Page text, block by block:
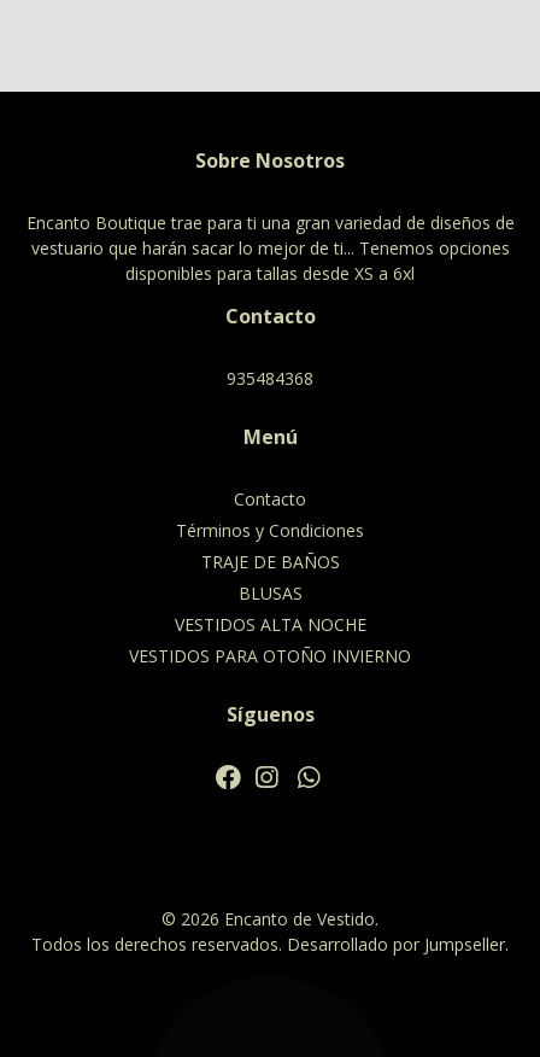
Sobre Nosotros
Encanto Boutique trae para ti una gran variedad de diseños de
vestuario que harán sacar lo mejor de ti... Tenemos opciones
disponibles para tallas desde XS a 6xl
Contacto
935484368
Menú
Contacto
Términos y Condiciones
TRAJE DE BAÑOS
BLUSAS
VESTIDOS ALTA NOCHE
VESTIDOS PARA OTOÑO INVIERNO
Síguenos
© 2026 Encanto de Vestido.
Todos los derechos reservados. Desarrollado por Jumpseller.